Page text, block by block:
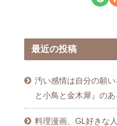
最近の投稿
汚い感情は自分の願
と小鳥と金木犀』のあ
料理漫画、GL好きな